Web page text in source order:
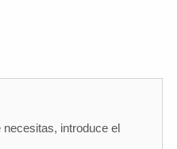
introduce el